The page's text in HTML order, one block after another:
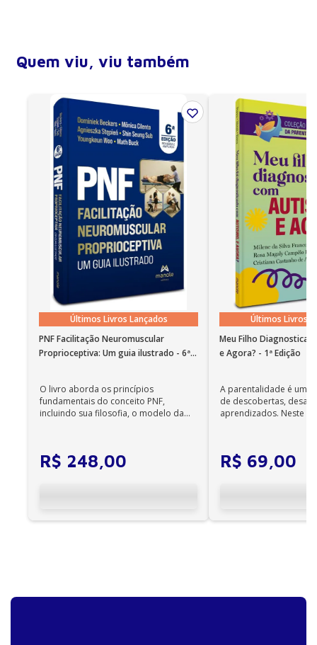
para os seguintes sistemas: Windows, Mac OS X, iOS e
Android.
• Após a confirmação do pagamento, o e-book será
associado a uma conta na VitalSource. Se você já for
usuário do Bookshelf, o e-book será associado à conta
existente; caso contrário, será criada uma conta com o
e-mail utilizado para a compra; • Os dados para login
devem ser informados no Bookshelf on-line ou na
primeira utilização do aplicativo. Após novas
aquisições, é importante clicar na opção “Atualizar
biblioteca”.
Acessibilidade
• O aplicativo Bookshelf dispõe de recursos para
auxiliar os portadores de deficiência visual. Além da
ampliação de caracteres, o aplicativo oferece a leitura
com voz sintetizada; • O recurso de leitura em
português funciona em instalações em nosso idioma
no Windows 7 SP1 ou superior e OS X 10.10 (Yosemite).
Observações importantes
Não é permitida a impressão dos e-books;
dispositivos Kindle, Nook, Kobo e Lev;
Quem viu, viu também
Últimos Livros Lançados
PNF Facilitação Neuromuscular
Proprioceptiva: Um guia ilustrado - 6ª
O livro aborda os princípios
fundamentais do conceito PNF,
incluindo sua filosofia, o modelo da
R$ 248,00
Últimos Livros
Meu Filho
e Agora? - 1ª Edição
A parentalidade é uma
de descobertas,
aprendizados. Neste
R$ 69,00